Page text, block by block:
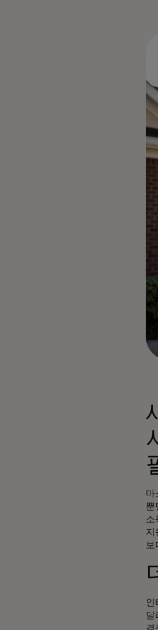
마
뿐
소
지
인
달
결